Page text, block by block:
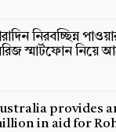
নিরবচ্ছিন্ন
স্মার্টফোন নিয়ে
provides
in aid for